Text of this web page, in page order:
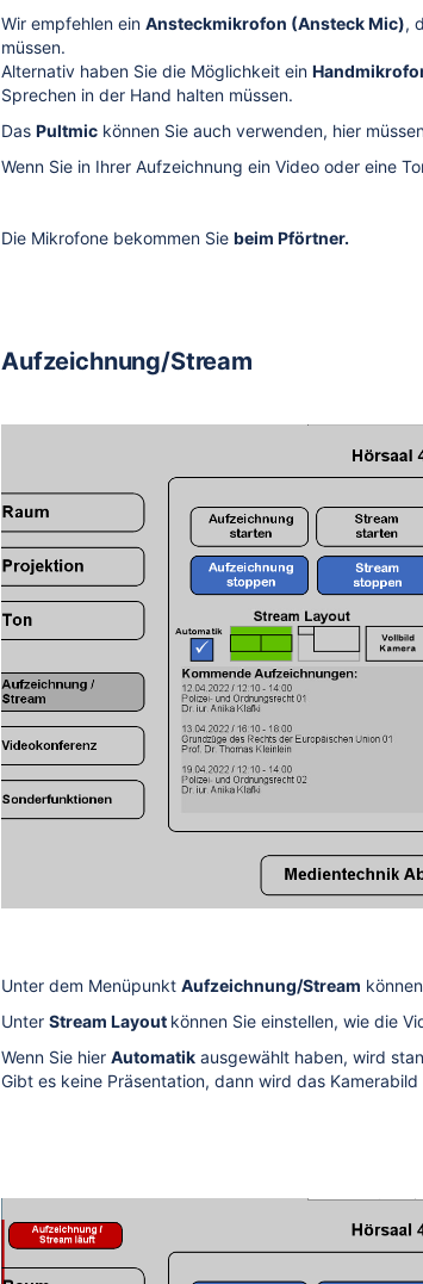
Wir empfehlen ein Ansteckmikrofon (Ansteck Mic),
müssen.
Alternativ haben Sie die Möglichkeit ein
Sprechen in der Hand halten müssen.
Das Pultmic können Sie auch verwenden, hier
Wenn Sie in Ihrer Aufzeichnung ein Video oder eine
Die Mikrofone bekommen Sie beim Pförtner.
Aufzeichnung/Stream
Unter dem Menüpunkt Aufzeichnung/Stream
Unter Stream Layout können Sie einstellen, wie die
Wenn Sie hier Automatik ausgewählt haben, wird
Gibt es keine Präsentation, dann wird das